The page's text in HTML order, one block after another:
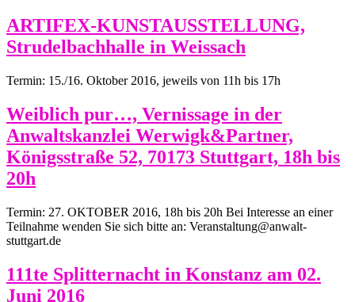
ARTIFEX-KUNSTAUSSTELLUNG,
Strudelbachhalle in Weissach
Termin: 15./16. Oktober 2016, jeweils von 11h bis 17h
Weiblich pur…, Vernissage in der
Anwaltskanzlei Werwigk&Partner,
Königsstraße 52, 70173 Stuttgart, 18h bis
20h
Termin: 27. OKTOBER 2016, 18h bis 20h Bei Interesse an einer
Teilnahme wenden Sie sich bitte an: Veranstaltung@anwalt-
stuttgart.de
111te Splitternacht in Konstanz am 02.
Juni 2016